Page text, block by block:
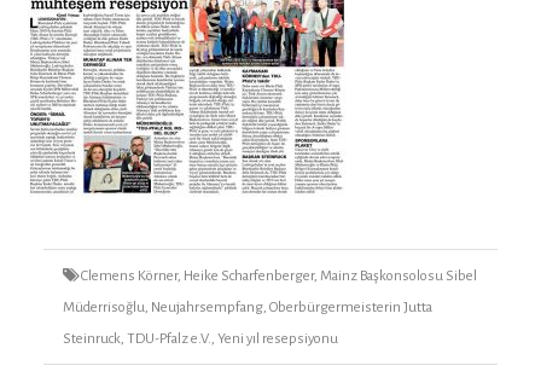
TagsClemens Körner, Heike Scharfenberger, Mainz Başkonsolosu Sibel
Müderrisoğlu, Neujahrsempfang, Oberbürgermeisterin Jutta
Steinruck, TDU-Pfalz e.V., Yeni yıl resepsiyonu